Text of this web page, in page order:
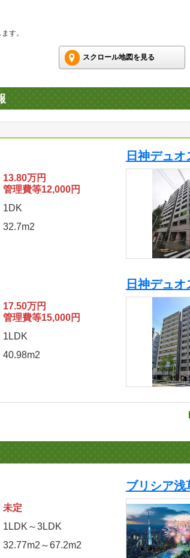
す。
スクロール地図を見る
13.80万円
管理費等12,000円
1DK
32.7m2
日神デュ
17.50万円
管理費等15,000円
1LDK
40.98m2
日神デュ
未定
1LDK～3LDK
32.77m2 ～67.2m2
ブリシア